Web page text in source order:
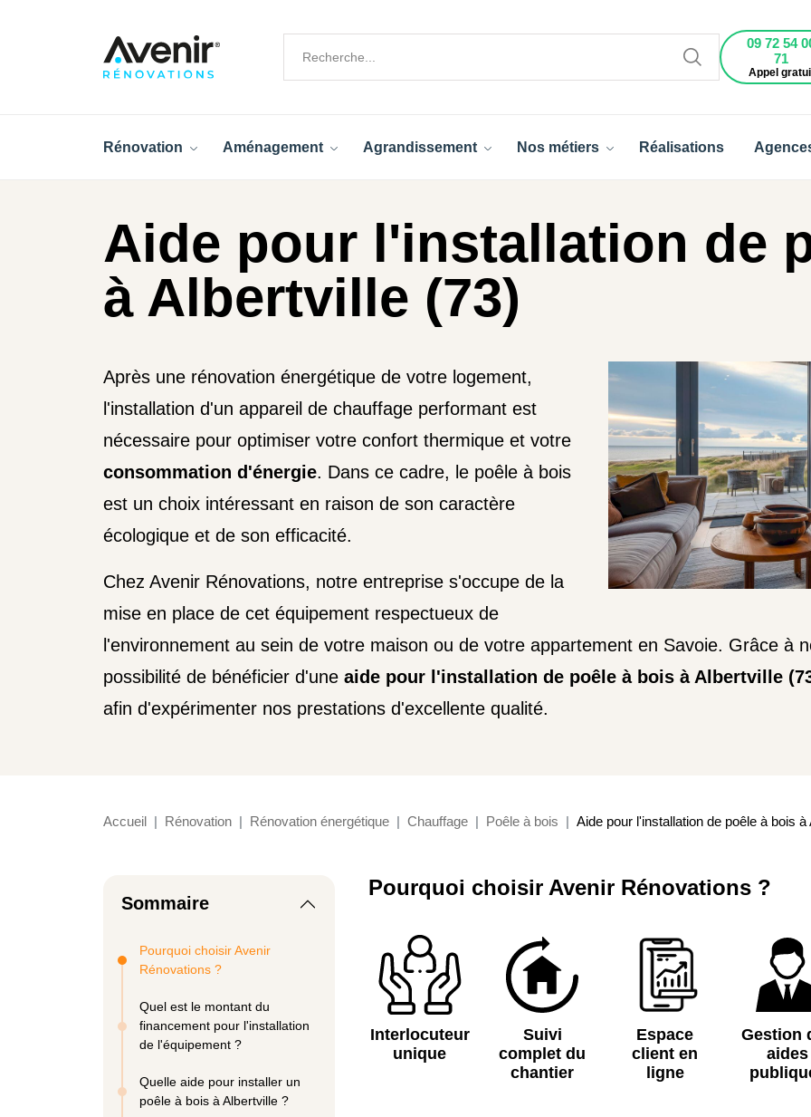
09 72 54
71
Appel
Rénovation Aménagement Agrandissement Nos métiers Réalisations
Aide pour l'installation de
à Albertville (73)
Après une rénovation énergétique de votre logement,
l'installation d'un appareil de chauffage performant est
nécessaire pour optimiser votre confort thermique et votre
consommation d'énergie. Dans ce cadre, le poêle à bois
est un choix intéressant en raison de son caractère
écologique et de son efficacité.
Chez Avenir Rénovations, notre entreprise s'occupe de la
mise en place de cet équipement respectueux de
l'environnement au sein de votre maison ou de votre appartement en Savoie. Grâce à
possibilité de bénéficier d'une aide pour l'installation de poêle à bois à Albertville
afin d'expérimenter nos prestations d'excellente qualité.
Accueil Rénovation Rénovation énergétique Chauffage Poêle à bois Aide pour l'installation de poêle à bois à
Sommaire
Pourquoi choisir Avenir
Rénovations ?
Quel est le montant du
financement pour l'installation
de l'équipement ?
Quelle aide pour installer un
poêle à bois à Albertville ?
Pourquoi choisir Avenir Rénovations ?
Interlocuteur
unique
Suivi
complet du
chantier
Espace
client en
ligne
Gestion
aides